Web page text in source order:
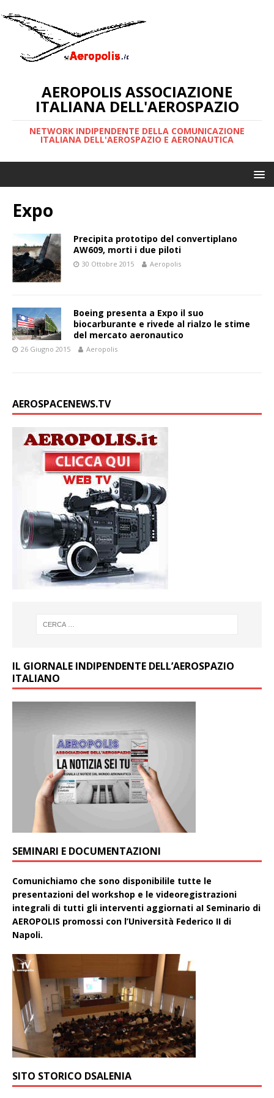
AEROPOLIS ASSOCIAZIONE
ITALIANA DELL'AEROSPAZIO
NETWORK INDIPENDENTE DELLA COMUNICAZIONE
ITALIANA DELL'AEROSPAZIO E AERONAUTICA
Expo
Precipita prototipo del convertiplano
AW609, morti i due piloti
30 Ottobre 2015 Aeropolis
Boeing presenta a Expo il suo
biocarburante e rivede al rialzo le stime
del mercato aeronautico
26 Giugno 2015 Aeropolis
AEROSPACENEWS.TV
IL GIORNALE INDIPENDENTE DELL’AEROSPAZIO
ITALIANO
SEMINARI E DOCUMENTAZIONI
Comunichiamo che sono disponibilile tutte le
presentazioni del workshop e le videoregistrazioni
integrali di tutti gli interventi aggiornati aI Seminario di
AEROPOLIS promossi con l’Università Federico II di
Napoli.
SITO STORICO DSALENIA